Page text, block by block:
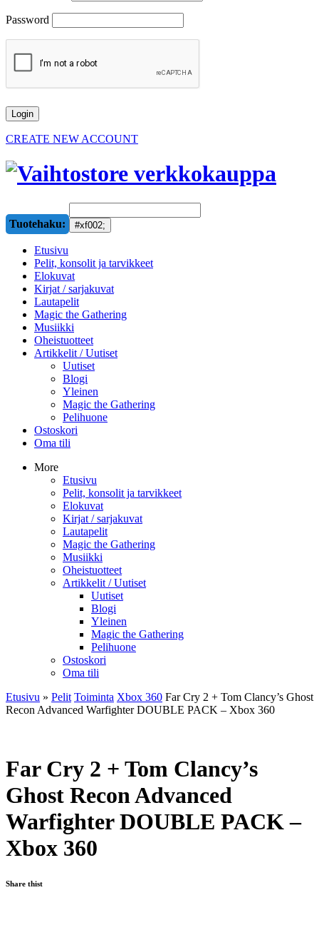
Password
CREATE NEW ACCOUNT
Tuotehaku:
Etusivu
Pelit, konsolit ja tarvikkeet
Elokuvat
Kirjat / sarjakuvat
Lautapelit
Magic the Gathering
Musiikki
Oheistuotteet
Artikkelit / Uutiset
Uutiset
Blogi
Yleinen
Magic the Gathering
Pelihuone
Ostoskori
Oma tili
More
Etusivu
Pelit, konsolit ja tarvikkeet
Elokuvat
Kirjat / sarjakuvat
Lautapelit
Magic the Gathering
Musiikki
Oheistuotteet
Artikkelit / Uutiset
Uutiset
Blogi
Yleinen
Magic the Gathering
Pelihuone
Ostoskori
Oma tili
Etusivu » Pelit Toiminta Xbox 360 Far Cry 2 + Tom Clancy’s Ghost
Recon Advanced Warfighter DOUBLE PACK – Xbox 360
Far Cry 2 + Tom Clancy’s
Ghost Recon Advanced
Warfighter DOUBLE PACK –
Xbox 360
Share thist